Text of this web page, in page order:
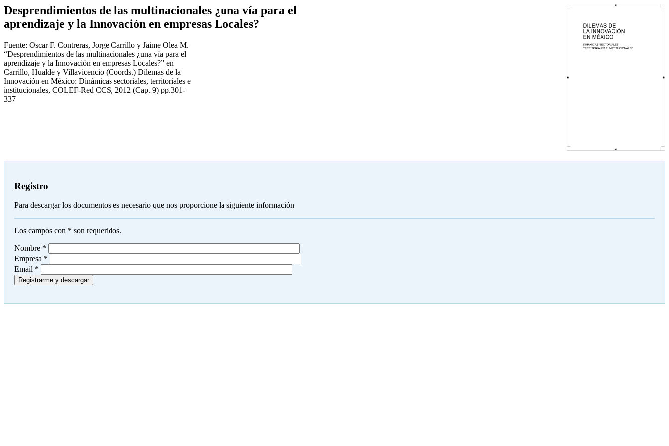
Desprendimientos de las multinacionales ¿una vía para el
aprendizaje y la Innovación en empresas Locales?
Fuente: Oscar F. Contreras, Jorge Carrillo y Jaime Olea M.
“Desprendimientos de las multinacionales ¿una vía para el
aprendizaje y la Innovación en empresas Locales?” en
Carrillo, Hualde y Villavicencio (Coords.) Dilemas de la
Innovación en México: Dinámicas sectoriales, territoriales e
institucionales, COLEF-Red CCS, 2012 (Cap. 9) pp.301-
337
Registro
Para descargar los documentos es necesario que nos proporcione la siguiente información
Los campos con * son requeridos.
Nombre *
Empresa *
Email *